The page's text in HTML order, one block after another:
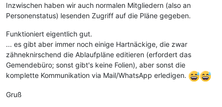
Inzwischen haben wir auch normalen Mitgliedern (also an
Personenstatus) lesenden Zugriff auf die Pläne gegeben.
Funktioniert eigentlich gut.
... es gibt aber immer noch einige Hartnäckige, die zwar
zähneknirschend die Ablaufpläne editieren (erfordert das
Gemendebüro; sonst gibt's keine Folien), aber sonst die
komplette Kommunikation via Mail/WhatsApp erledigen.
Gruß